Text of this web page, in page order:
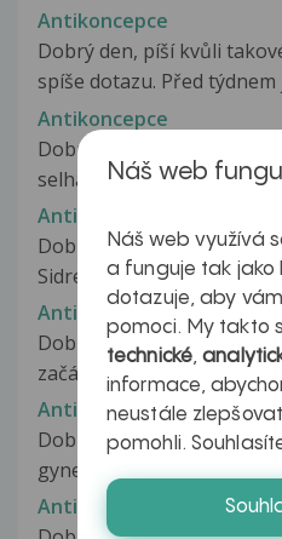
Antikoncepce
Dobrý den, píší kvůli
spíše dotazu. Před týdnem
Antikoncepce
Dobrý den, Chtěla bych
selhat antikoncepce v
Antikoncepce
Dobrý den,užívám
Sidretta. Když jsem ji brala
Antikoncepce
Dobrý den, obracím se na
začátek bych ráda napsala,...
Antikoncepce
Dobrý den Chtěla by jsem
gynekolog vysvětlil
Antikoncepce
Náš web
Náš web využívá
a funguje tak jako
dotazuje, aby
pomoci. My takto
technické,
informace,
neustále
pomohli.